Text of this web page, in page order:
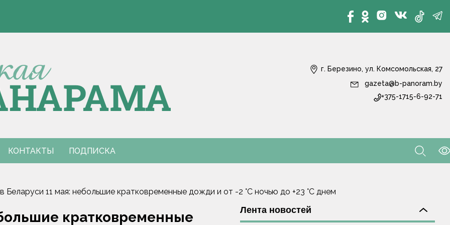
туризм
Минобразования об изменениях в школьном питании
туризм
Минобразования об изменениях в школьном питании
г. Березино, ул. Комсомольская, 27
gazeta@b-panoram.by
+375-1715-6-92-71
КОНТАКТЫ ПОДПИСКА
Беларуси 11 мая: небольшие кратковременные дожди и от -2 °С ночью до +23 °С днем
кратковременные
Лента новостей